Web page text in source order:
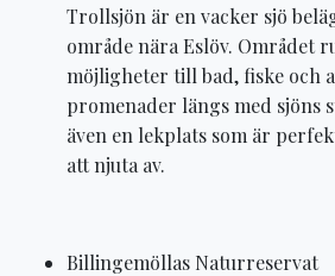
Trollsjön är en vacker sjö
område nära Eslöv. Området
möjligheter till bad, fiske och
promenader längs med sjöns
även en lekplats som är
att njuta av.
Billingemöllas Naturreservat